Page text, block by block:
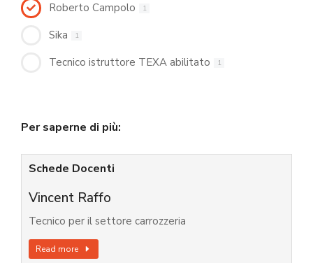
Roberto Campolo 1
Sika 1
Tecnico istruttore TEXA abilitato 1
Per saperne di più:
Schede Docenti
Vincent Raffo
Tecnico per il settore carrozzeria
Read more